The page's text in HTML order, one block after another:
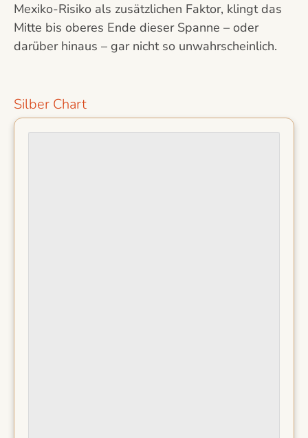
Mexiko-Risiko als zusätzlichen Faktor, klingt das
Mitte bis oberes Ende dieser Spanne – oder
darüber hinaus – gar nicht so unwahrscheinlich.
Silber Chart